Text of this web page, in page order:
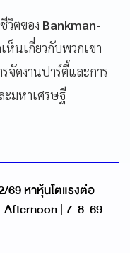
วิตของ Bankman-
ห็นเกี่ยวกับพวกเขา
จัดงานปาร์ตี้และการ
มหาเศรษฐี
69 หาหุ้นโตแรงต่อ
Afternoon | 7-8-69